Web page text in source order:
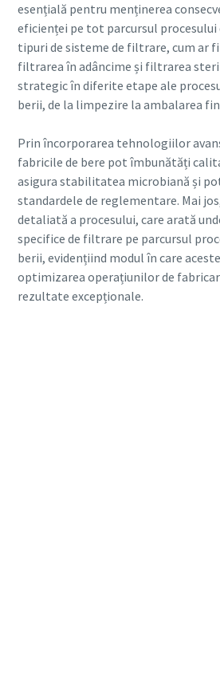
esențială pentru menținerea
eficienței pe tot parcursul procesului
tipuri de sisteme de filtrare, cum ar
filtrarea în adâncime și filtrarea
strategic în diferite etape ale
berii, de la limpezire la ambalarea
Prin încorporarea tehnologiilor
fabricile de bere pot îmbunătăți
asigura stabilitatea microbiană și
standardele de reglementare. Mai
detaliată a procesului, care arată
specifice de filtrare pe parcursul
berii, evidențiind modul în care
optimizarea operațiunilor de
rezultate excepționale.